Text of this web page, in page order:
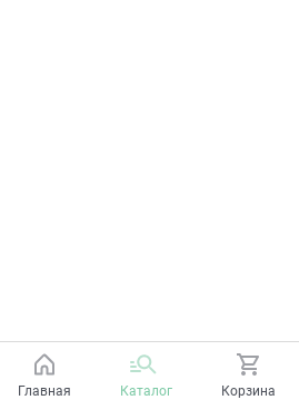
Главная Каталог Корзина